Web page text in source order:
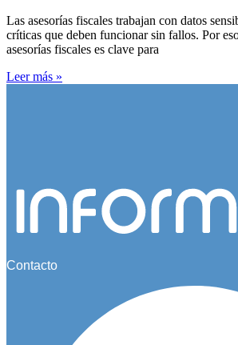
Las asesorías fiscales trabajan con datos
críticas que deben funcionar sin fallos. Por
asesorías fiscales es clave para
Leer más »
Contacto